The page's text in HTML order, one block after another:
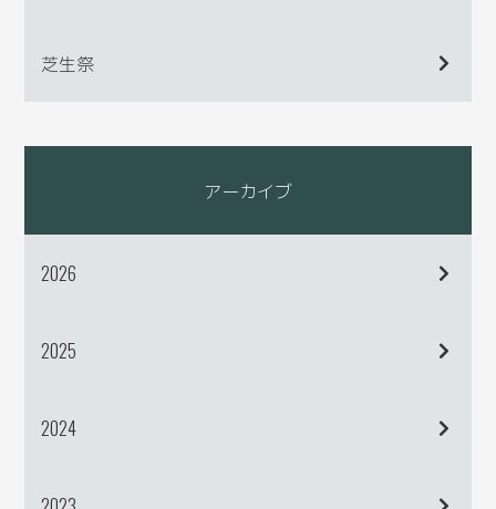
芝生祭
アーカイブ
2026
2025
2024